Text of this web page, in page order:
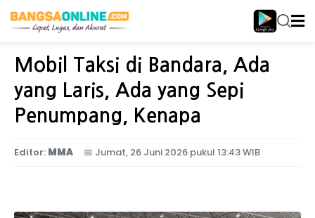
Home Ekonomi
Mobil Taksi di Bandara, Ada
yang Laris, Ada yang Sepi
Penumpang, Kenapa
Editor: MMA 📅 Jumat, 26 Juni 2026 pukul 13:43 WIB